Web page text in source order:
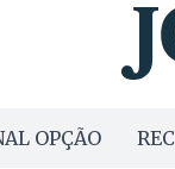
OPÇÃO